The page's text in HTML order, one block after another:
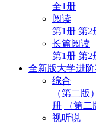
全1册
阅读
第1册 第2
长篇阅读
第1册 第2
全新版大学进
综合
（第二版
册
（第
视听说